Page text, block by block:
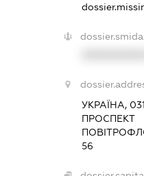
УКРАЇНА,
ПРОСПЕКТ
56